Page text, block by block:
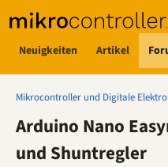
Neuigkeiten Artikel
Mikrocontroller und Digitale
Arduino Nano
und Shuntregler